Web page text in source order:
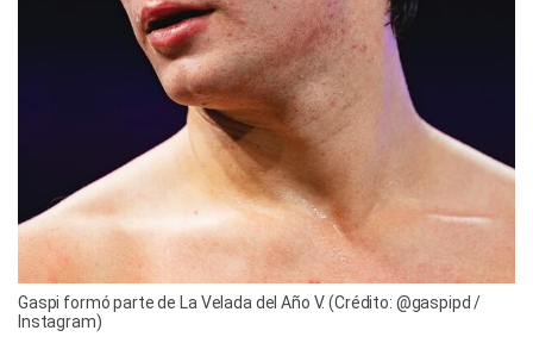
Gaspi formó parte de La Velada del Año V. (Crédito: @gaspipd /
Instagram)